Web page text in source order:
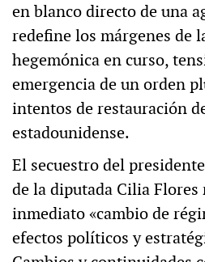
en blanco directo de una
redefine los márgenes de
hegemónica en curso,
emergencia de un orden
intentos de restauración
estadounidense.
El secuestro del
de la diputada Cilia
inmediato «cambio de
efectos políticos y